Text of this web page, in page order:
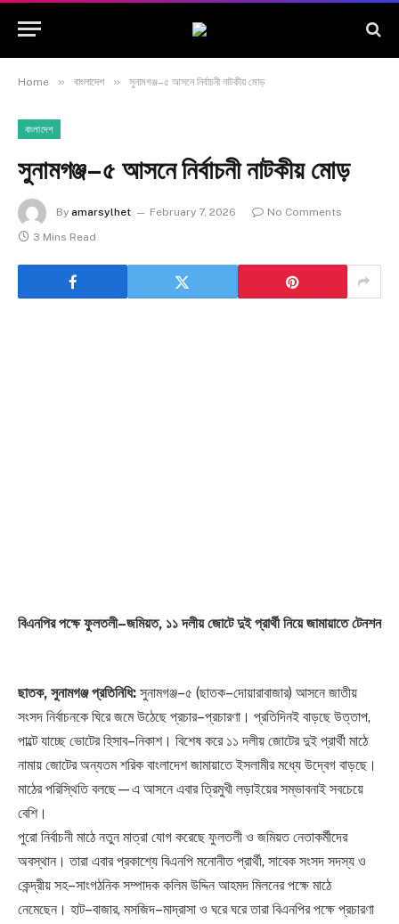
Home » বাংলাদেশ » সুনামগঞ্জ–৫ আসনে নির্বাচনী নাটকীয় মোড়
বাংলাদেশ
সুনামগঞ্জ–৫ আসনে নির্বাচনী নাটকীয় মোড়
By amarsylhet February 7, 2026
No Comments
3 Mins Read
বিএনপির পক্ষে ফুলতলী–জমিয়ত, ১১ দলীয় জোটে দুই প্রার্থী নিয়ে জামায়াতে টেনশন
ছাতক, সুনামগঞ্জ প্রতিনিধি: সুনামগঞ্জ–৫ (ছাতক–দোয়ারাবাজার) আসনে জাতীয়
সংসদ নির্বাচনকে ঘিরে জমে উঠেছে প্রচার–প্রচারণা। প্রতিদিনই বাড়ছে উত্তাপ,
পাল্টে যাচ্ছে ভোটের হিসাব–নিকাশ। বিশেষ করে ১১ দলীয় জোটের দুই প্রার্থী মাঠে
নামায় জোটের অন্যতম শরিক বাংলাদেশ জামায়াতে ইসলামীর মধ্যে উদ্বেগ বাড়ছে।
মাঠের পরিস্থিতি বলছে—এ আসনে এবার ত্রিমুখী লড়াইয়ের সম্ভাবনাই সবচেয়ে
বেশি।
পুরো নির্বাচনী মাঠে নতুন মাত্রা যোগ করেছে ফুলতলী ও জমিয়ত নেতাকর্মীদের
অবস্থান। তারা এবার প্রকাশ্যে বিএনপি মনোনীত প্রার্থী, সাবেক সংসদ সদস্য ও
কেন্দ্রীয় সহ–সাংগঠনিক সম্পাদক কলিম উদ্দিন আহমদ মিলনের পক্ষে মাঠে
নেমেছেন। হাট–বাজার, মসজিদ–মাদ্রাসা ও ঘরে ঘরে তারা বিএনপির পক্ষে প্রচারণা